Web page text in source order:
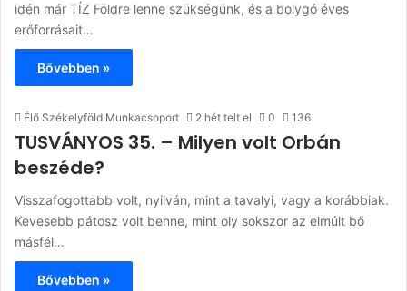
idén már TÍZ Földre lenne szükségünk, és a bolygó éves
erőforrásait…
Bővebben »
Élő Székelyföld Munkacsoport 2 hét telt el 0 136
TUSVÁNYOS 35. – Milyen volt Orbán
beszéde?
Visszafogottabb volt, nyilván, mint a tavalyi, vagy a korábbiak.
Kevesebb pátosz volt benne, mint oly sokszor az elmúlt bő
másfél…
Bővebben »